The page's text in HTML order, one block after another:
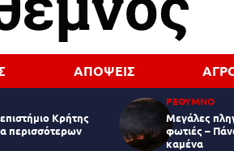
ΑΠΟΨΕΙΣ
Κρήτης
περισσότερων
ΡΕΘΥΜΝΟ
Μεγάλες
φωτιές –
καμένα